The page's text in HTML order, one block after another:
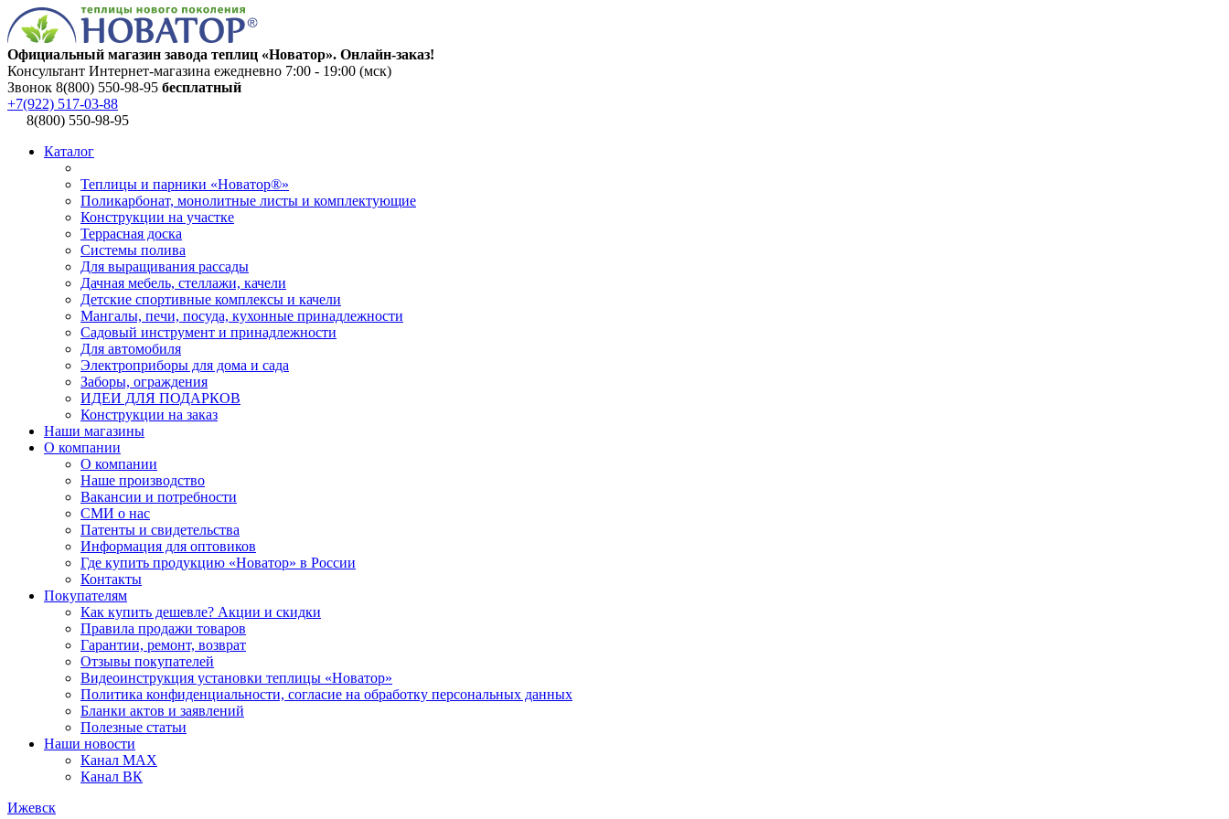
Официальный магазин завода теплиц «Новатор». Онлайн-заказ!
Консультант Интернет-магазина ежедневно 7:00 - 19:00 (мск)
Звонок 8(800) 550-98-95 бесплатный
+7(922) 517-03-88
8(800) 550-98-95
Каталог
Теплицы и парники «Новатор®»
Поликарбонат, монолитные листы и комплектующие
Конструкции на участке
Террасная доска
Системы полива
Для выращивания рассады
Дачная мебель, стеллажи, качели
Детские спортивные комплексы и качели
Мангалы, печи, посуда, кухонные принадлежности
Садовый инструмент и принадлежности
Для автомобиля
Электроприборы для дома и сада
Заборы, ограждения
ИДЕИ ДЛЯ ПОДАРКОВ
Конструкции на заказ
Наши магазины
О компании
О компании
Наше производство
Вакансии и потребности
СМИ о нас
Патенты и свидетельства
Информация для оптовиков
Где купить продукцию «Новатор» в России
Контакты
Покупателям
Как купить дешевле? Акции и скидки
Правила продажи товаров
Гарантии, ремонт, возврат
Отзывы покупателей
Видеоинструкция установки теплицы «Новатор»
Политика конфиденциальности, согласие на обработку персональных данных
Бланки актов и заявлений
Полезные статьи
Наши новости
Канал MAX
Канал ВК
Ижевск